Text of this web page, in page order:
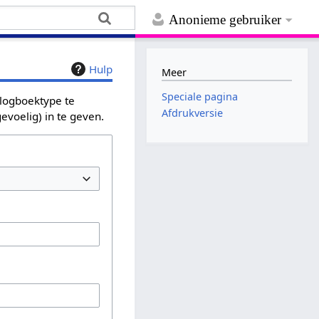
Anonieme gebruiker
Hulp
te
in te geven.
Meer
Speciale pagina
Afdrukversie